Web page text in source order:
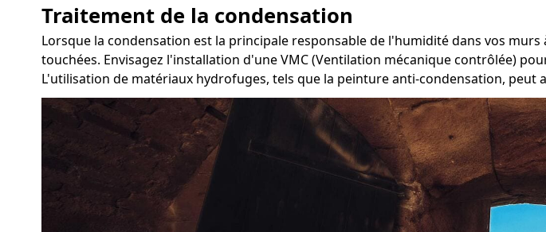
Traitement de la condensation
Lorsque la condensation est la principale responsable de l'humidité dans vos
touchées. Envisagez l'installation d'une VMC (Ventilation mécanique contrôlée)
L'utilisation de matériaux hydrofuges, tels que la peinture anti-condensation, peut